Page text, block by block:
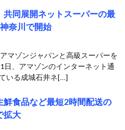
共同展開ネットスーパーの最
奈川で開始
マゾンジャパンと高級スーパーを
日、アマゾンのインターネット通
いる成城石井ネ[…]
鮮食品など最短2時間配送の
拡大